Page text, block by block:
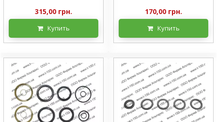
315,00 грн.
Купить
170,00 грн.
Купить